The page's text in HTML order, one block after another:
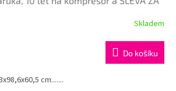
R
M
A
Skladem
Do košíku
cm.......